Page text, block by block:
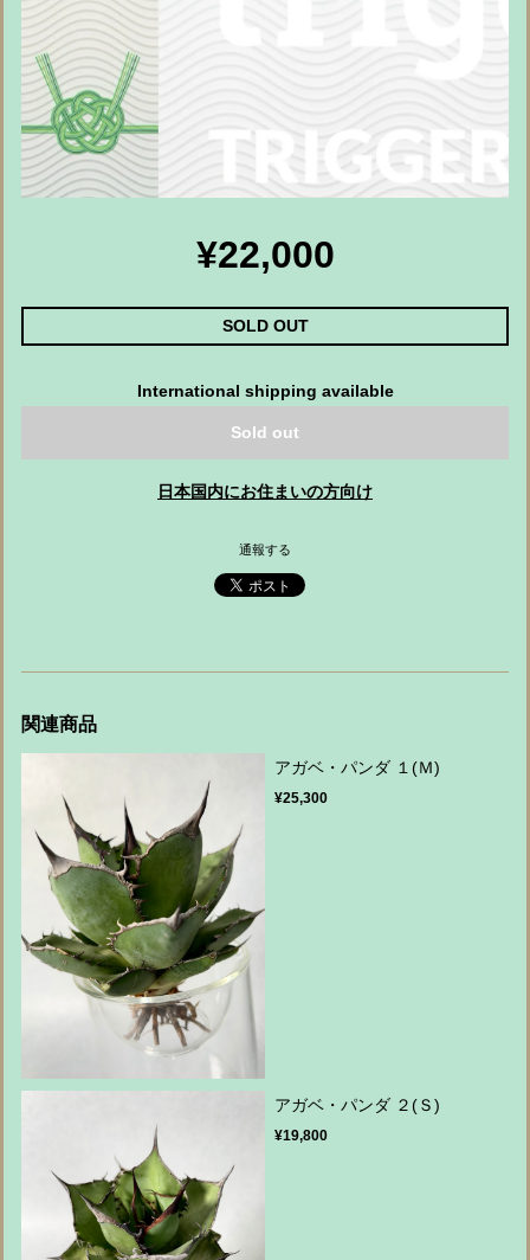
¥22,000
SOLD OUT
International shipping available
Sold out
日本国内にお住まいの方向け
通報する
関連商品
アガベ・パンダ １(Ｍ)
¥25,300
アガベ・パンダ ２(Ｓ)
¥19,800